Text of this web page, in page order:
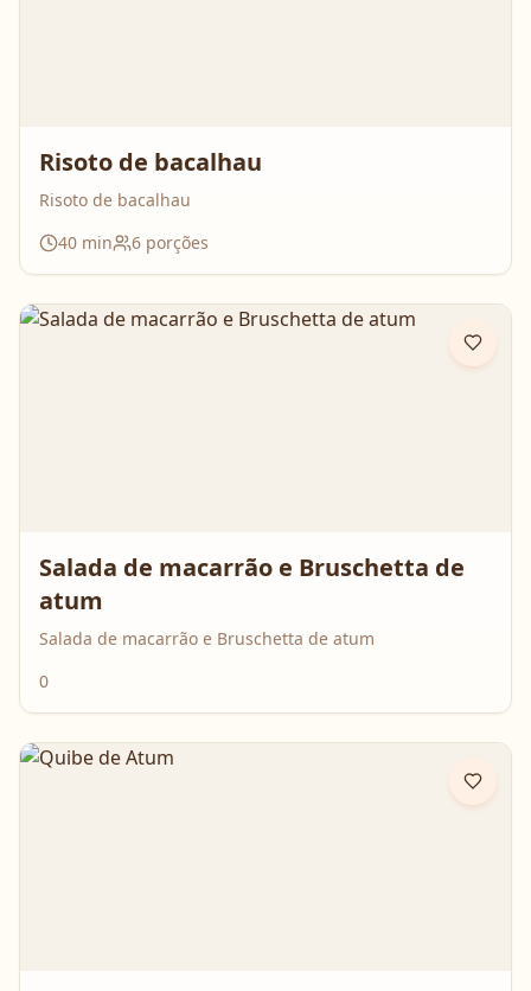
Risoto de bacalhau
Risoto de bacalhau
40 min 6 porções
Salada de macarrão e Bruschetta de
atum
Salada de macarrão e Bruschetta de atum
0